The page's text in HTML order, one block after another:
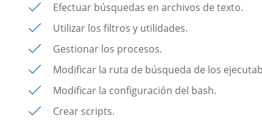
Efectuar búsquedas en archivos de texto.
Utilizar los filtros y utilidades.
Gestionar los procesos.
Modificar la ruta de búsqueda de los
Modificar la configuración del bash.
Crear scripts.